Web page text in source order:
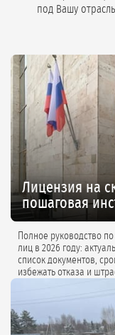
под Вашу
Лицензия на
пошаговая
Полное руководство
лиц в 2026 году: актуальные требования
список документов,
избежать отказа и